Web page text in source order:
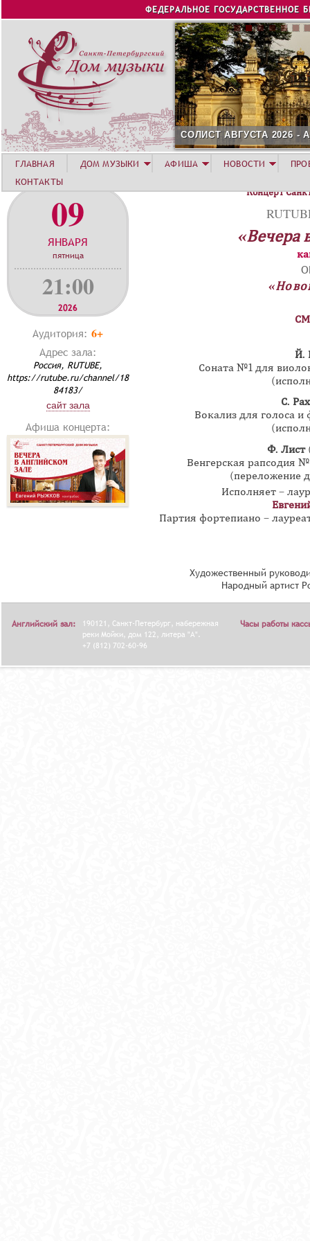
Jump to navigation
ФЕДЕРАЛЬНОЕ ГОСУДАРСТВЕННОЕ
СОЛИСТ АВГУСТА 2026 -
09
ЯНВАРЯ
пятница
21:00
2026
Аудитория: 6+
Адрес зала:
Россия, RUTUBE,
https://rutube.ru/channel/18
84183/
сайт зала
Афиша концерта:
Концерт
«Вечера
Й.
Соната №1 для
С.
Вокализ для голоса
Ф. Лист
Венгерская рапсодия
(переложение
Исполняет –
Партия фортепиано –
Художественный
Народный артист
ГЛАВНАЯ ДОМ МУЗЫКИ АФИША НОВОСТИ
КОНТАКТЫ
Английский зал:
190121, Санкт-Петербург, набережная
реки Мойки, дом 122, литера "А".
+7 (812) 702-60-96
Часы работы